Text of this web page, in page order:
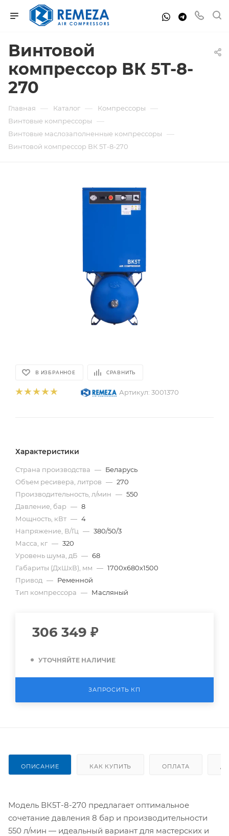
Винтовой
компрессор ВК 5Т-8-
270
Главная — Каталог — Компрессоры —
Винтовые компрессоры —
Винтовые маслозаполненные компрессоры —
Винтовой компрессор ВК 5Т-8-270
В ИЗБРАННОЕ СРАВНИТЬ
Артикул: 3001370
Характеристики
Страна производства — Беларусь
Объем ресивера, литров — 270
Производительность, л/мин — 550
Давление, бар — 8
Мощность, кВт — 4
Напряжение, В/Гц — 380/50/3
Масса, кг — 320
Уровень шума, дБ — 68
Габариты (ДхШхВ), мм — 1700х680х1500
Привод — Ременной
Тип компрессора — Масляный
306 349 ₽
УТОЧНЯЙТЕ НАЛИЧИЕ
ЗАПРОСИТЬ КП
ОПИСАНИЕ КАК КУПИТЬ ОПЛАТА
Модель ВК5Т-8-270 предлагает оптимальное
сочетание давления 8 бар и производительности
550 л/мин — идеальный вариант для мастерских и